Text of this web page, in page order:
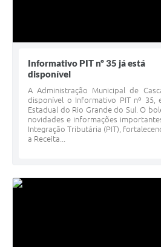
Informativo PIT nº 35 já está
disponível
A Administração Municipal de
disponível o Informativo PIT nº 35,
Estadual do Rio Grande do Sul. O
novidades e informações
Integração Tributária (PIT),
a Receita...